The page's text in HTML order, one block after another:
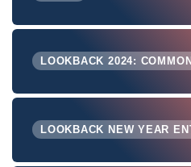
LOOKBACK 2024:
LOOKBACK NEW YEAR